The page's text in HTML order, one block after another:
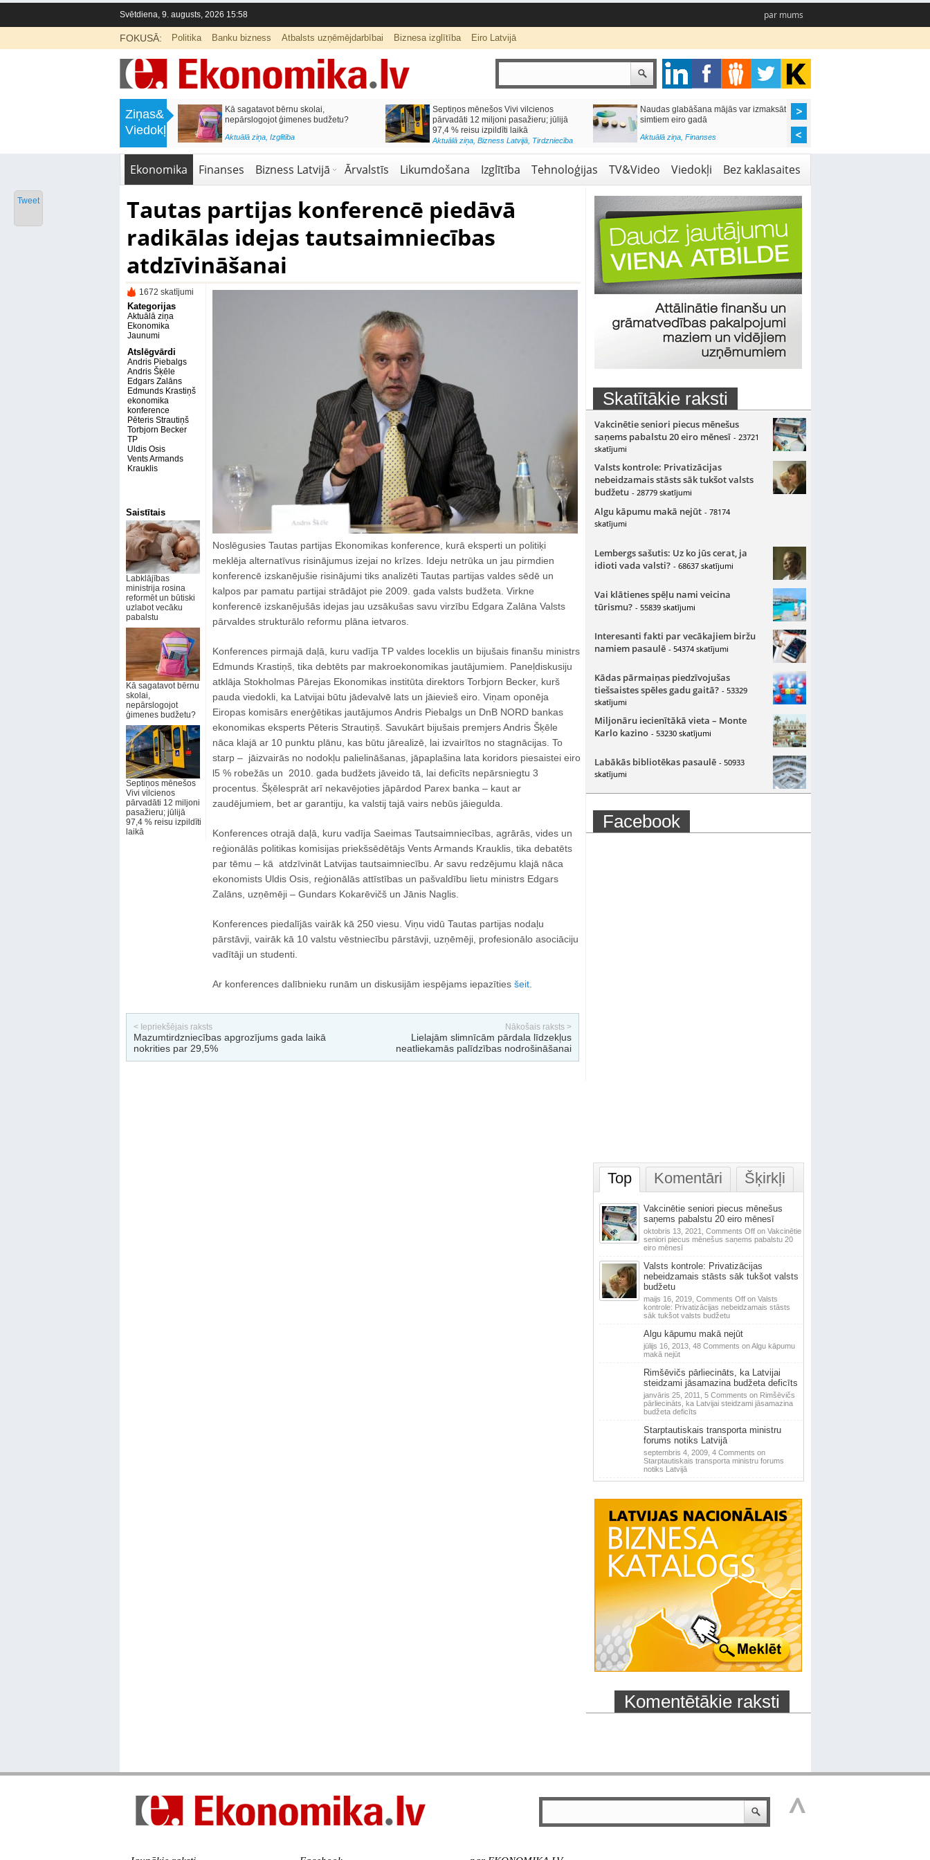
Svētdiena, 9. augusts, 2026 15:58 par mums
FOKUSĀ: Politika Banku bizness Atbalsts uzņēmējdarbībai Biznesa izglītība Eiro Latvijā
Ziņas&
Viedokļi
Labklājības ministrija rosina reformēt
un būtiski uzlabot vecāku pabalstu
Kā sagatavot bērnu skolai,
nepārslogojot ģimenes budžetu?
Aktuālā ziņa, Izglītība
Septiņos mēnešos Vivi vilcienos
pārvadāti 12 miljoni pasažieru; jūlijā
97,4 % reisu izpildīti laikā
Aktuālā ziņa, Bizness Latvijā, Tirdzniecība
Naudas glabāšana mājās var izmaksāt
simtiem eiro gadā
Aktuālā ziņa, Finanses
Ekonomika Finanses Bizness Latvijā Ārvalstīs Likumdošana Izglītība Tehnoloģijas TV&Video Viedokļi Bez kaklasaites
Tautas partijas konferencē piedāvā
radikālas idejas tautsaimniecības
atdzīvināšanai
1672 skatījumi
Kategorijas
Aktuālā ziņa
Ekonomika
Jaunumi
Atslēgvārdi
Andris Piebalgs
Andris Šķēle
Edgars Zalāns
Edmunds Krastiņš
ekonomika
konference
Pēteris Strautiņš
Torbjorn Becker
TP
Uldis Osis
Vents Armands
Krauklis
Saistītais
Labklājības
ministrija rosina
reformēt un būtiski
uzlabot vecāku
pabalstu
Kā sagatavot bērnu
skolai,
nepārslogojot
ģimenes budžetu?
Septiņos mēnešos
Vivi vilcienos
pārvadāti 12 miljoni
pasažieru; jūlijā
97,4 % reisu izpildīti
laikā
Noslēgusies Tautas partijas Ekonomikas konference, kurā eksperti un politiķi
meklēja alternatīvus risinājumus izejai no krīzes. Ideju netrūka un jau pirmdien
konferencē izskanējušie risinājumi tiks analizēti Tautas partijas valdes sēdē un
kalpos par pamatu partijai strādājot pie 2009. gada valsts budžeta. Virkne
konferencē izskanējušās idejas jau uzsākušas savu virzību Edgara Zalāna Valsts
pārvaldes strukturālo reformu plāna ietvaros.
Konferences pirmajā daļā, kuru vadīja TP valdes loceklis un bijušais finanšu ministrs
Edmunds Krastiņš, tika debtēts par makroekonomikas jautājumiem. Paneļdiskusiju
atklāja Stokholmas Pārejas Ekonomikas institūta direktors Torbjorn Becker, kurš
pauda viedokli, ka Latvijai būtu jādevalvē lats un jāievieš eiro. Viņam oponēja
Eiropas komisārs enerģētikas jautājumos Andris Piebalgs un DnB NORD bankas
ekonomikas eksperts Pēteris Strautiņš. Savukārt bijušais premjers Andris Šķēle
nāca klajā ar 10 punktu plānu, kas būtu jārealizē, lai izvairītos no stagnācijas. To
starp – jāizvairās no nodokļu palielināšanas, jāpaplašina lata koridors piesaistei eiro
l5 % robežās un 2010. gada budžets jāveido tā, lai deficīts nepārsniegtu 3
procentus. Šķēlesprāt arī nekavējoties jāpārdod Parex banka – kaut ar
zaudējumiem, bet ar garantiju, ka valstij tajā vairs nebūs jāiegulda.
Konferences otrajā daļā, kuru vadīja Saeimas Tautsaimniecības, agrārās, vides un
reģionālās politikas komisijas priekšsēdētājs Vents Armands Krauklis, tika debatēts
par tēmu – kā atdzīvināt Latvijas tautsaimniecību. Ar savu redzējumu klajā nāca
ekonomists Uldis Osis, reģionālās attīstības un pašvaldību lietu ministrs Edgars
Zalāns, uzņēmēji – Gundars Kokarēvičš un Jānis Naglis.
Konferences piedalījās vairāk kā 250 viesu. Viņu vidū Tautas partijas nodaļu
pārstāvji, vairāk kā 10 valstu vēstniecību pārstāvji, uzņēmēji, profesionālo asociāciju
vadītāji un studenti.
Ar konferences dalībnieku runām un diskusijām iespējams iepazīties šeit.
< Iepriekšējais raksts
Mazumtirdzniecības apgrozījums gada laikā
nokrities par 29,5%
Nākošais raksts >
Lielajām slimnīcām pārdala līdzekļus
neatliekamās palīdzības nodrošināšanai
Skatītākie raksti
Vakcinētie seniori piecus mēnešus
saņems pabalstu 20 eiro mēnesī - 23721
skatījumi
Valsts kontrole: Privatizācijas
nebeidzamais stāsts sāk tukšot valsts
budžetu - 28779 skatījumi
Algu kāpumu makā nejūt - 78174
skatījumi
Lembergs sašutis: Uz ko jūs cerat, ja
idioti vada valsti? - 68637 skatījumi
Vai klātienes spēļu nami veicina
tūrismu? - 55839 skatījumi
Interesanti fakti par vecākajiem biržu
namiem pasaulē - 54374 skatījumi
Kādas pārmaiņas piedzīvojušas
tiešsaistes spēles gadu gaitā? - 53329
skatījumi
Miljonāru iecienītākā vieta – Monte
Karlo kazino - 53230 skatījumi
Labākās bibliotēkas pasaulē - 50933
skatījumi
Facebook
Top Komentāri Šķirkļi
Vakcinētie seniori piecus mēnešus
saņems pabalstu 20 eiro mēnesī
oktobris 13, 2021, Comments Offon Vakcinētie
seniori piecus mēnešus saņems pabalstu 20
eiro mēnesī
Valsts kontrole: Privatizācijas
nebeidzamais stāsts sāk tukšot valsts
budžetu
maijs 16, 2019, Comments Offon Valsts
kontrole: Privatizācijas nebeidzamais stāsts
sāk tukšot valsts budžetu
Algu kāpumu makā nejūt
jūlijs 16, 2013, 48 Comments on Algu kāpumu
makā nejūt
Rimšēvičs pārliecināts, ka Latvijai
steidzami jāsamazina budžeta deficīts
janvāris 25, 2011, 5 Comments on Rimšēvičs
pārliecināts, ka Latvijai steidzami jāsamazina
budžeta deficīts
Starptautiskais transporta ministru
forums notiks Latvijā
septembris 4, 2009, 4 Comments on
Starptautiskais transporta ministru forums
notiks Latvijā
Komentētākie raksti
Tweet